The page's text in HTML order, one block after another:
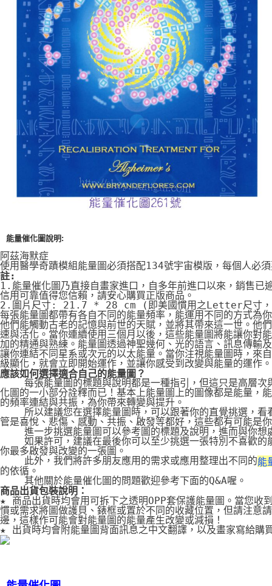
郵局幫你送（離島）
每筆NT$80，滿NT$3,000(含以上)免運費
付款後門市自取
免運費
能量催化圖說明:
阿茲海默症
使用醫學奇蹟模組能量圖必須搭配134號宇宙模版，每個人必
註:
1.能量催化圖乃直接自畫家進口，自多年前進口以來，銷售已
信用可靠值得您信賴，請安心購買正版商品。
2.圖片尺寸: 21.7 * 28 cm (即美國慣用之Letter尺寸，
每張能量圖都帶有各自不同的能量頻率，能運用不同的方式為
他們能觸動古老的記憶與前世的天賦，並將其帶來這一世。他
速與活化。當你連續使用三個月以後，這些能量圖將能讓你對
加的精通與熟練。能量圖透過神聖幾何、光的語言、訊息傳輸
讓你連結不同星系或次元的以太能量。當你注視能量圖時，來
級顯化，就會立即開始運作，並讓你感受到改變與能量的運作。
應該如何選擇適合自己的能量圖？
每張能量圖的標題與說明都是一種指引，但這只是高層次
化圖的一小部分詮釋而已！基本上能量圖上的圖像都是能量，
的頻率連結與共振，為你帶來轉變與提升。
所以建議您在選擇能量圖時，可以跟著你的直覺挑選，看
管是喜悅、悲傷、感動、共振、啟發等都好，這些都有可能是
進一步挑選能量圖可以參考圖的標題及說明，進而與你想
如果許可，建議在最後你可以至少挑選一張特別不喜歡的
你最多啟發與改變的一張圖。
    此外，我們將許多朋友應用的需求或應用整理出不同的
能
的依循。
    其他關於能量催化圖的問題歡迎參考下面的Q&A喔。
商品出貨包裝說明：
★ 商品出貨時均會用可拆下之透明OPP套保護能量圖。當您收
慣或需求將圖做護貝、錶框或置於不同的收藏位置，但請注意
邊，這樣作可能會對能量圖的能量產生改變或減損！
★ 出貨時均會附能量圖背面訊息之中文翻譯，以及畫家寫給購